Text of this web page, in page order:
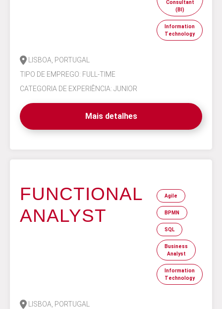
Consultant
(BI)
Information
Technology
LISBOA, PORTUGAL
TIPO DE EMPREGO: FULL-TIME
CATEGORIA DE EXPERIÊNCIA: JUNIOR
Mais detalhes
FUNCTIONAL
ANALYST
Agile
BPMN
SQL
Business
Analyst
Information
Technology
LISBOA, PORTUGAL